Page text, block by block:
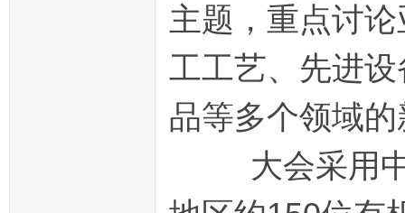
主题，重点讨
工工艺、先进
品等多个领域
大会采用中